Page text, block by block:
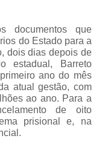
documentos que
do Estado para a
dois dias depois de
estadual, Barreto
ano do mês
atual gestão, com
ao ano. Para a
de oito
prisional e, na